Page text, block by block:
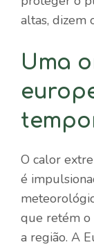
altas, dizem
Uma
O calor
é
que retém o
a região. A